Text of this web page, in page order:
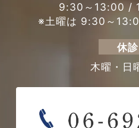
9:30～13:00 /
※土曜は 9:30～
休
木曜・日